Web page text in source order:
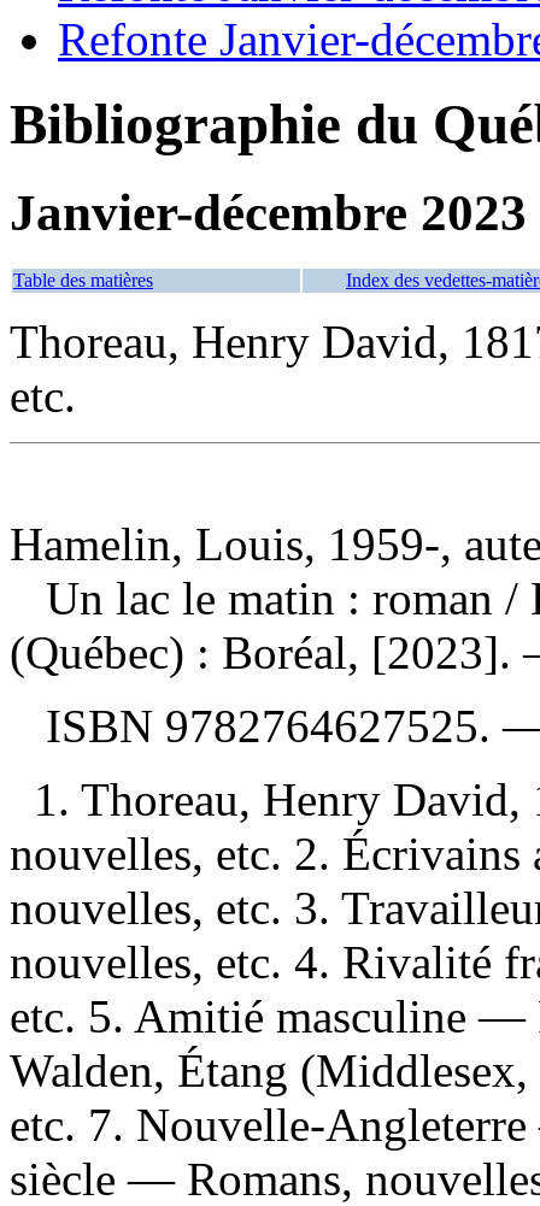
Refonte Janvier-
Bibliographie du
Janvier-décembre 2023
Table des matières Index des vedettes-
Thoreau, Henry David,
etc.
Hamelin, Louis, 1959-,
Un lac le matin : roman /
(Québec) : Boréal, [2023].
ISBN 9782764627525.
1. Thoreau, Henry
nouvelles, etc. 2.
nouvelles, etc. 3.
nouvelles, etc. 4. Rivalité
etc. 5. Amitié masculine —
Walden, Étang
etc. 7. Nouvelle-
siècle — Romans,